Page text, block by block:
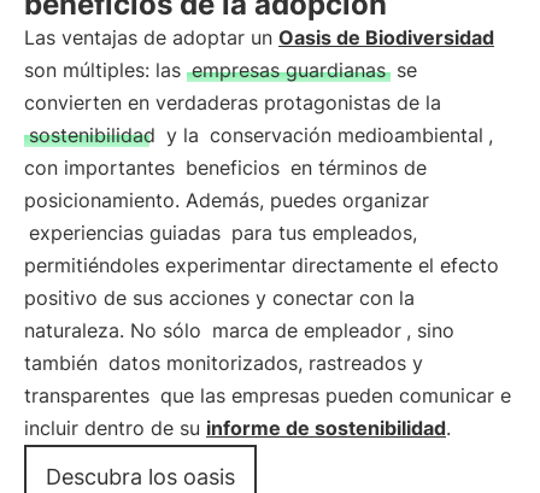
Las ventajas de adoptar un Oasis de Biodiversidad
son múltiples: las empresas guardianas se
convierten en verdaderas protagonistas de la
sostenibilidad y la conservación medioambiental ,
con importantes beneficios en términos de
posicionamiento. Además, puedes organizar
experiencias guiadas para tus empleados,
permitiéndoles experimentar directamente el efecto
positivo de sus acciones y conectar con la
naturaleza. No sólo marca de empleador , sino
también datos monitorizados, rastreados y
transparentes que las empresas pueden comunicar e
incluir dentro de su informe de sostenibilidad.
Descubra los oasis